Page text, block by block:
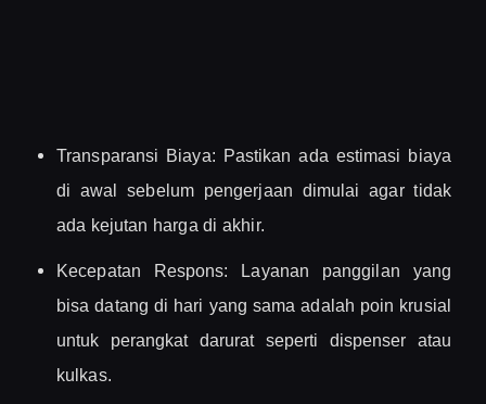
Transparansi Biaya: Pastikan ada estimasi biaya
di awal sebelum pengerjaan dimulai agar tidak
ada kejutan harga di akhir.
Kecepatan Respons: Layanan panggilan yang
bisa datang di hari yang sama adalah poin krusial
untuk perangkat darurat seperti dispenser atau
kulkas.